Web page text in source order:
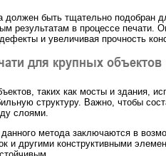
должен быть тщательно подобран
результатам в процессе печати.
и увеличивая прочность
для крупных объектов
таких как мосты и здания,
структуру. Важно, чтобы
слоями.
метода заключаются в
и другими конструктивными